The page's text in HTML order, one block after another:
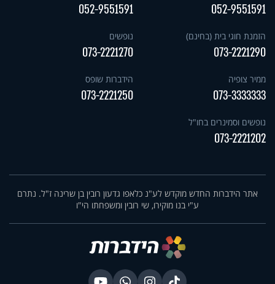
052-9551591
052-9551591
הזמנת חוגי בית (בחינם)
073-2221290
נופשים
073-2221270
ממיר צופיה
073-3333333
הידברות שופס
073-2221250
נופשים וסמינרים בחו"ל
073-2221202
אתר הידברות החדש מוקדש לע"נ כלאפו גדעון רובין בן שרינה ז"ל. נתרם
ע"י בנו מוקירו, שי רובין ומשפחתו הי"ו